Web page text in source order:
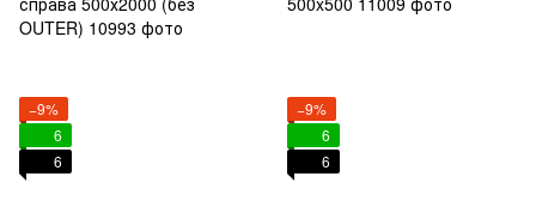
−9%
6
6
−9%
6
6